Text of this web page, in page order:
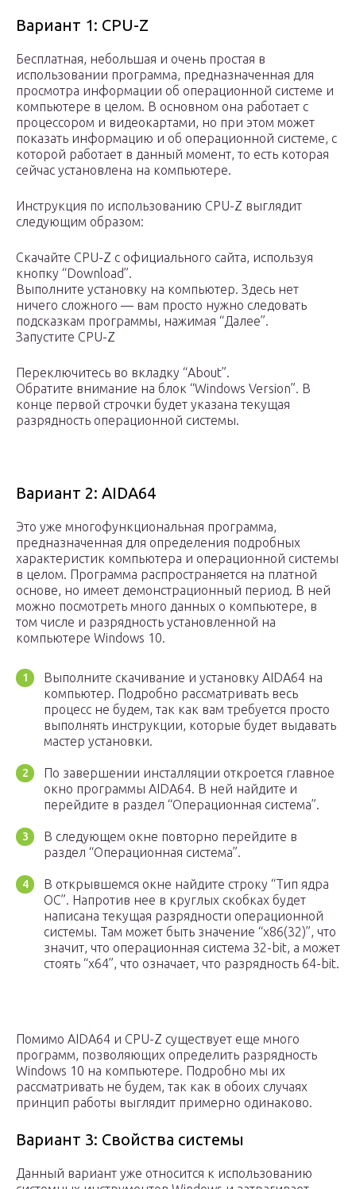
Вариант 1: CPU-Z
Бесплатная, небольшая и очень простая в
использовании программа, предназначенная для
просмотра информации об операционной системе и
компьютере в целом. В основном она работает с
процессором и видеокартами, но при этом может
показать информацию и об операционной системе, с
которой работает в данный момент, то есть которая
сейчас установлена на компьютере.
Инструкция по использованию CPU-Z выглядит
следующим образом:
Скачайте CPU-Z с официального сайта, используя
кнопку “Download”.
Выполните установку на компьютер. Здесь нет
ничего сложного — вам просто нужно следовать
подсказкам программы, нажимая “Далее”.
Запустите CPU-Z
Переключитесь во вкладку “About”.
Обратите внимание на блок “Windows Version”. В
конце первой строчки будет указана текущая
разрядность операционной системы.
Вариант 2: AIDA64
Это уже многофункциональная программа,
предназначенная для определения подробных
характеристик компьютера и операционной системы
в целом. Программа распространяется на платной
основе, но имеет демонстрационный период. В ней
можно посмотреть много данных о компьютере, в
том числе и разрядность установленной на
компьютере Windows 10.
Выполните скачивание и установку AIDA64 на
компьютер. Подробно рассматривать весь
процесс не будем, так как вам требуется просто
выполнять инструкции, которые будет выдавать
мастер установки.
По завершении инсталляции откроется главное
окно программы AIDA64. В ней найдите и
перейдите в раздел “Операционная система”.
В следующем окне повторно перейдите в
раздел “Операционная система”.
В открывшемся окне найдите строку “Тип ядра
ОС”. Напротив нее в круглых скобках будет
написана текущая разрядности операционной
системы. Там может быть значение “x86(32)”, что
значит, что операционная система 32-bit, а может
стоять “x64”, что означает, что разрядность 64-bit.
Помимо AIDA64 и CPU-Z существует еще много
программ, позволяющих определить разрядность
Windows 10 на компьютере. Подробно мы их
рассматривать не будем, так как в обоих случаях
принцип работы выглядит примерно одинаково.
Вариант 3: Свойства системы
Данный вариант уже относится к использованию